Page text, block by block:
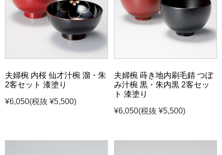
夫婦椀 内桜 仙才汁椀 溜・朱
2客セット 漆塗り
¥6,050(税抜 ¥5,500)
夫婦椀 蒔き地内刷毛錆 つぼ
み汁椀 黒・朱内黒 2客セッ
ト 漆塗り
¥6,050(税抜 ¥5,500)